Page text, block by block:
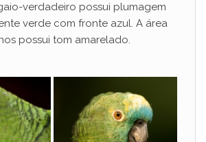
verdadeiro possui plumagem
verde com fronte azul. A área
possui tom amarelado.